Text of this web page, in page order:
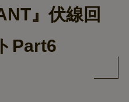
』伏線回
Part6